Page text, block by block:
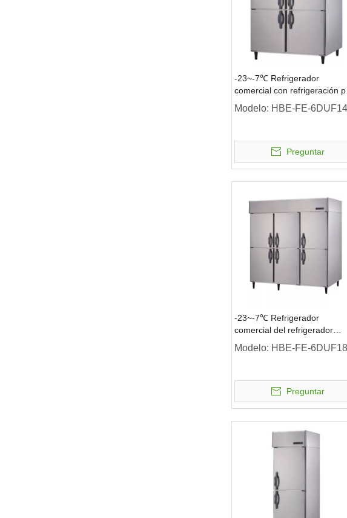
-23~-7℃ Refrigerador
comercial con refrigeración
aire, refrigerador vertical de 4
puertas sólidas
Modelo: HBE-FE-
Preguntar
-23~-7℃ Refrigerador
comercial del refrigerador
vertical del alcance de las
puertas sólidas de la
Modelo: HBE-FE-
Preguntar